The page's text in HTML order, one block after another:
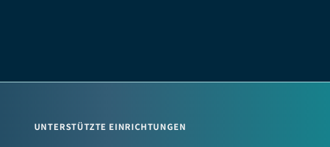
UNTERSTÜTZTE EINRICHTUNGEN